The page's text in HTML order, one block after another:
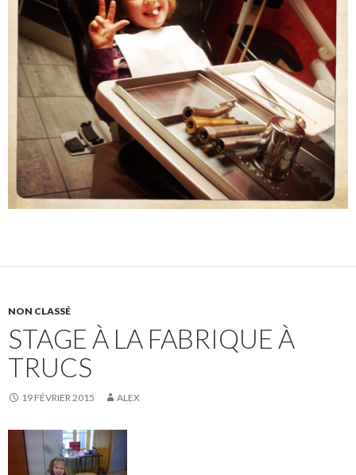
NON CLASSÉ
STAGE À LA FABRIQUE À
TRUCS
19 FÉVRIER 2015 ALEX